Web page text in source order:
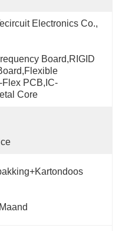
Electronics Co.,
Board,RIGID
Flex PCB,IC-
Core